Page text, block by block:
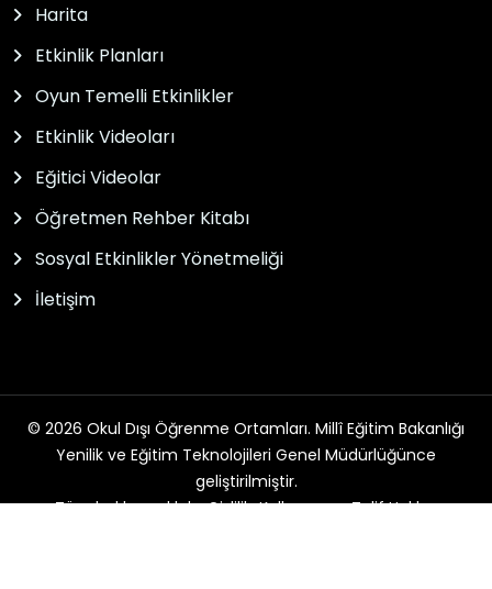
Harita
Etkinlik Planları
Oyun Temelli Etkinlikler
Etkinlik Videoları
Eğitici Videolar
Öğretmen Rehber Kitabı
Sosyal Etkinlikler Yönetmeliği
İletişim
© 2026 Okul Dışı Öğrenme Ortamları. Millî Eğitim Bakanlığı
Yenilik ve Eğitim Teknolojileri Genel Müdürlüğünce
geliştirilmiştir.
Tüm hakları saklıdır. Gizlilik, Kullanım ve Telif Hakları